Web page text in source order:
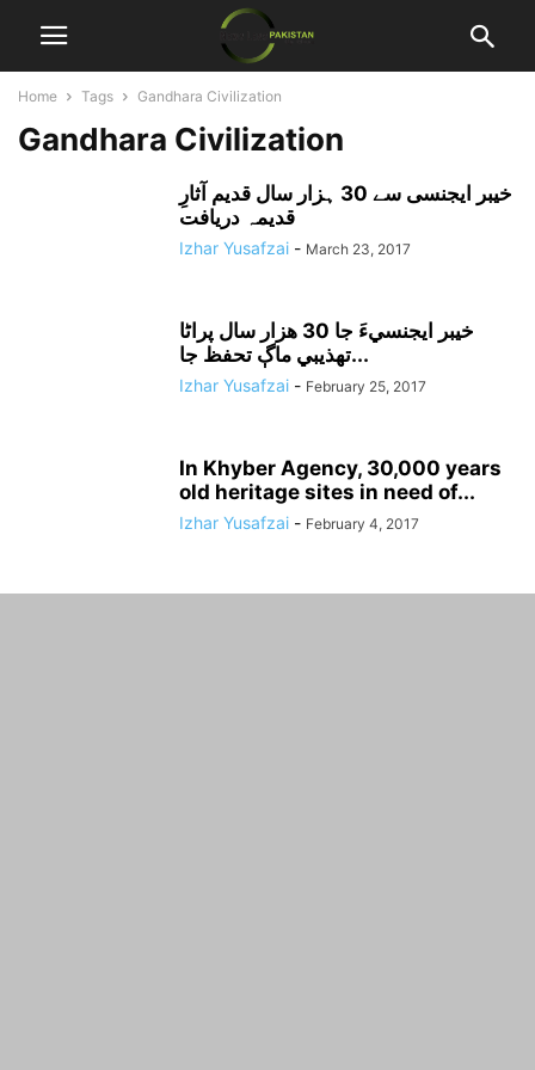
Home Tags Gandhara Civilization
Gandhara Civilization
خیبر ایجنسی سے 30 ہزار سال قدیم آثارِ
قدیمہ دریافت
Izhar Yusafzai - March 23, 2017
خيبر ايجنسيءَ جا 30 هزار سال پراڻا
تهذيبي ماڳ تحفظ جا...
Izhar Yusafzai - February 25, 2017
In Khyber Agency, 30,000 years
old heritage sites in need of...
Izhar Yusafzai - February 4, 2017